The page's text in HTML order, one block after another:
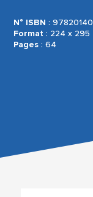
N° ISBN :
Format : 224 x 295
Pages : 64